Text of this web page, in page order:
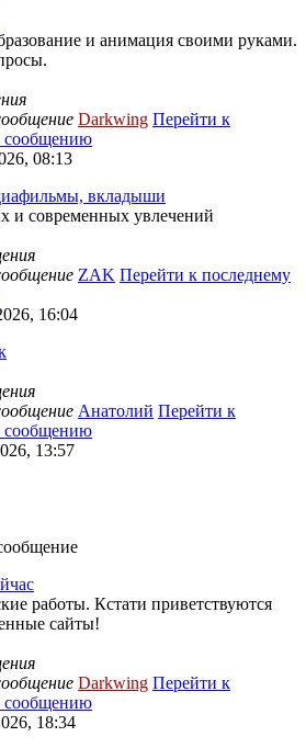
и анимация своими руками.
Darkwing Перейти к
сообщению
08:13
вкладыши
современных увлечений
ZAK Перейти к последнему
16:04
Анатолий Перейти к
сообщению
13:57
работы. Кстати приветствуются
сайты!
Darkwing Перейти к
сообщению
18:34